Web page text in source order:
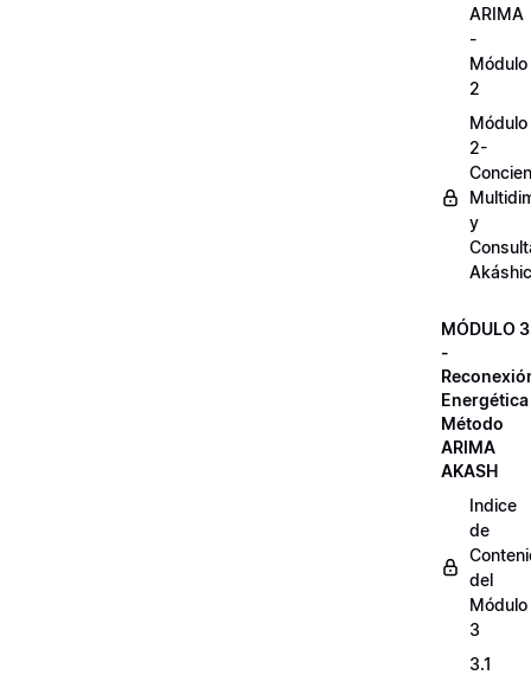
ARIMA
-
Módulo
2
Módulo
2-
y
MÓDULO 3
-
Energética
Método
ARIMA
AKASH
Indice
de
del
Módulo
3
3.1